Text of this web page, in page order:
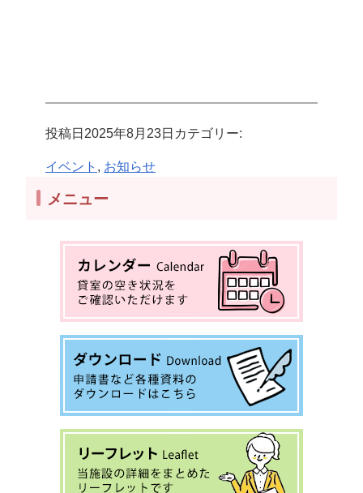
投稿日 2025年8月23日 カテゴリー:
イベント , お知らせ
メニュー